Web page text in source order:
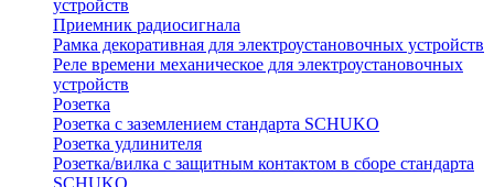
устройств
Приемник радиосигнала
Рамка декоративная для электроустановочных устройств
Реле времени механическое для электроустановочных
устройств
Розетка
Розетка с заземлением стандарта SCHUKO
Розетка удлинителя
Розетка/вилка с защитным контактом в сборе стандарта
SCHUKO